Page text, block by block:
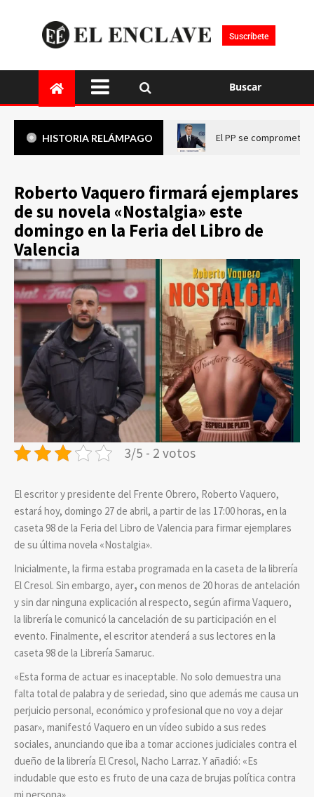
Suscríbete
Buscar
HISTORIA RELÁMPAGO El PP se compromete
Roberto Vaquero firmará ejemplares
de su novela «Nostalgia» este
domingo en la Feria del Libro de
Valencia
3/5 - 2 votos
El escritor y presidente del Frente Obrero, Roberto Vaquero,
estará hoy, domingo 27 de abril, a partir de las 17:00 horas, en la
caseta 98 de la Feria del Libro de Valencia para firmar ejemplares
de su última novela «Nostalgia».
Inicialmente, la firma estaba programada en la caseta de la librería
El Cresol. Sin embargo, ayer, con menos de 20 horas de antelación
y sin dar ninguna explicación al respecto, según afirma Vaquero,
la librería le comunicó la cancelación de su participación en el
evento. Finalmente, el escritor atenderá a sus lectores en la
caseta 98 de la Librería Samaruc.
«Esta forma de actuar es inaceptable. No solo demuestra una
falta total de palabra y de seriedad, sino que además me causa un
perjuicio personal, económico y profesional que no voy a dejar
pasar», manifestó Vaquero en un vídeo subido a sus redes
sociales, anunciando que iba a tomar acciones judiciales contra el
dueño de la librería El Cresol, Nacho Larraz. Y añadió: «Es
indudable que esto es fruto de una caza de brujas política contra